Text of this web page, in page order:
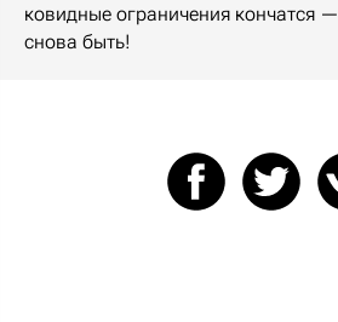
ковидные ограничения кончатся —
снова быть!